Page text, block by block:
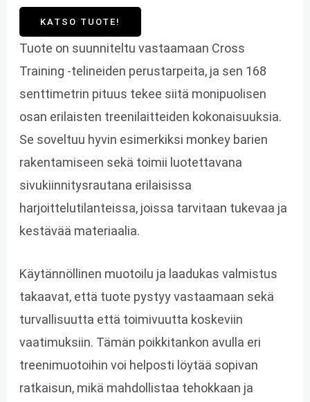
KATSO TUOTE!
Tuote on suunniteltu vastaamaan Cross
Training -telineiden perustarpeita, ja sen 168
senttimetrin pituus tekee siitä monipuolisen
osan erilaisten treenilaitteiden kokonaisuuksia.
Se soveltuu hyvin esimerkiksi monkey barien
rakentamiseen sekä toimii luotettavana
sivukiinnitysrautana erilaisissa
harjoittelutilanteissa, joissa tarvitaan tukevaa ja
kestävää materiaalia.
Käytännöllinen muotoilu ja laadukas valmistus
takaavat, että tuote pystyy vastaamaan sekä
turvallisuutta että toimivuutta koskeviin
vaatimuksiin. Tämän poikkitankon avulla eri
treenimuotoihin voi helposti löytää sopivan
ratkaisun, mikä mahdollistaa tehokkaan ja